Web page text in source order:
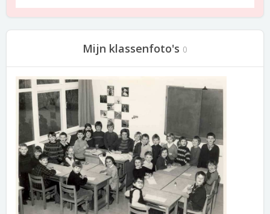
Mijn klassenfoto's 0